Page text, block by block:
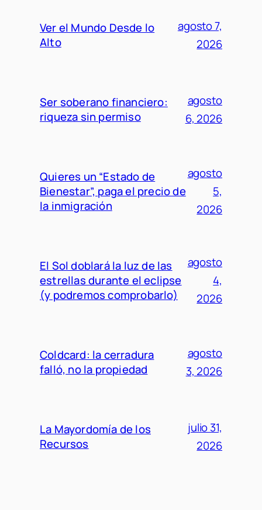
Ver el Mundo Desde lo
Alto
agosto 7,
2026
Ser soberano financiero:
riqueza sin permiso
agosto
6, 2026
Quieres un “Estado de
Bienestar”, paga el precio de
la inmigración
agosto
5,
2026
El Sol doblará la luz de las
estrellas durante el eclipse
(y podremos comprobarlo)
agosto
4,
2026
Coldcard: la cerradura
falló, no la propiedad
agosto
3, 2026
La Mayordomía de los
Recursos
julio 31,
2026